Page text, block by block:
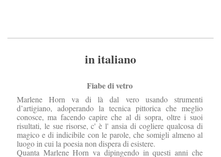
in italiano
Fiabe di vetro
Marlene Horn va di là dal vero usando strumenti
d’artigiano, adoperando la tecnica pittorica che meglio
conosce, ma facendo capire che al di sopra, oltre i suoi
risultati, le sue risorse, c' è l' ansia di cogliere qualcosa di
magico e di indicibile con le parole, che somigli almeno al
luogo in cui la poesia non dispera di esistere.
Quanta Marlene Horn va dipingendo in questi anni che